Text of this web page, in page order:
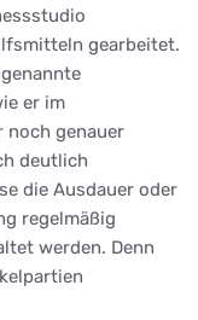
gearbeitet.
er im
genauer
deutlich
die Ausdauer oder
regelmäßig
werden. Denn